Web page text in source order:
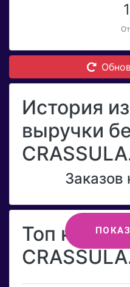
История
выручки
Заказов
Топ